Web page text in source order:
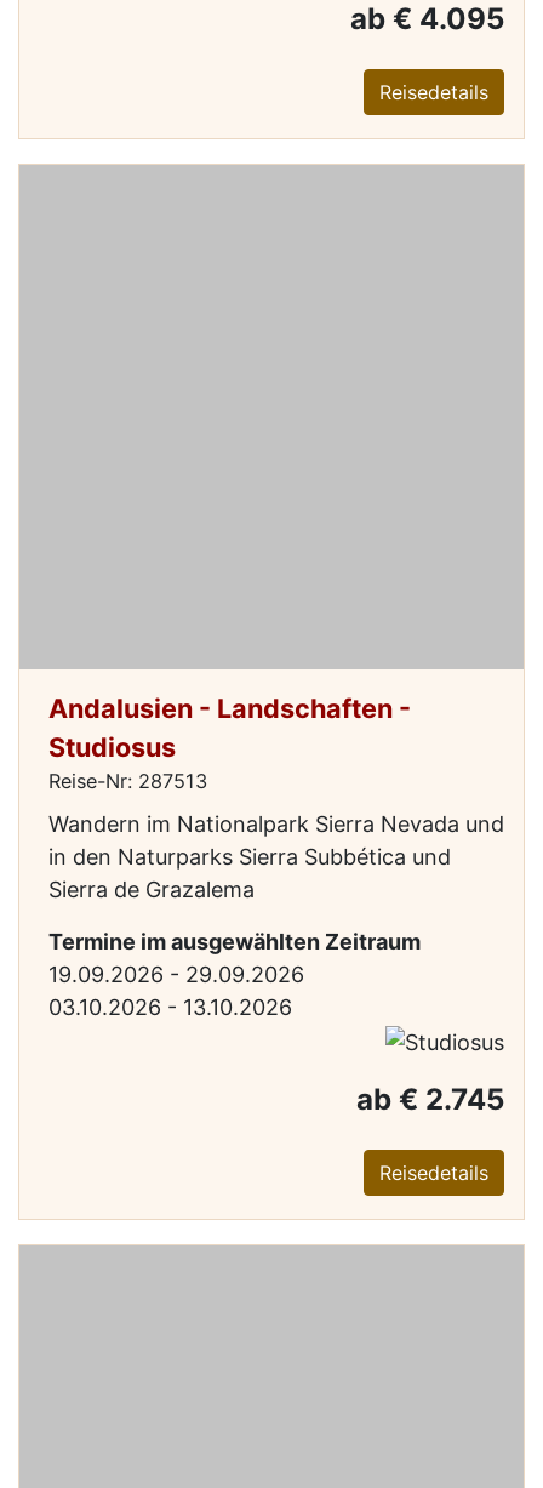
ab € 4.095
Reisedetails
Andalusien - Landschaften -
Studiosus
Reise-Nr: 287513
Wandern im Nationalpark Sierra Nevada und
in den Naturparks Sierra Subbética und
Sierra de Grazalema
Termine im ausgewählten Zeitraum
19.09.2026 - 29.09.2026
03.10.2026 - 13.10.2026
ab € 2.745
Reisedetails